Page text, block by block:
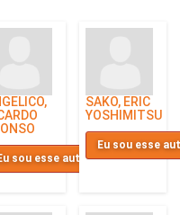
sou esse autor
SAKO, ERIC
YOSHIMITSU
Eu sou esse